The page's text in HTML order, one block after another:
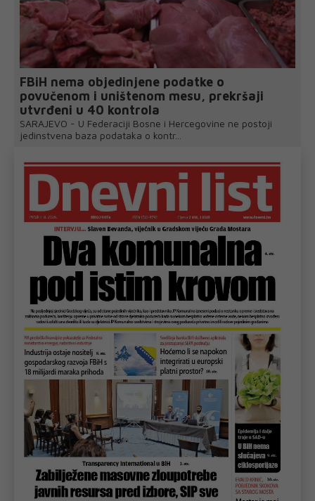
FBiH nema objedinjene podatke o
povučenom i uništenom mesu, prekršaji
utvrđeni u 40 kontrola
SARAJEVO - U Federaciji Bosne i Hercegovine ne postoji
jedinstvena baza podataka o kontr...